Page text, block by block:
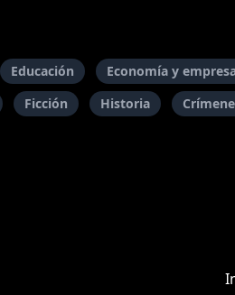
Educación Economía y
Ficción Historia